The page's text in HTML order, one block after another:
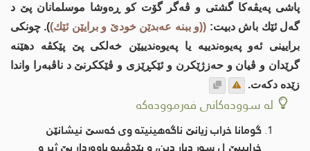
پاشی په‌یڤه‌كا گشتی و ڤه‌گر گۆت كو ڕه‌وشا موسلمانان پێ د
گه‌ل ئێك باش دبیت: ((و ببنه‌ عه‌بدێن خودێ و برایێن ئێك)). چونكی
برایینی ئه‌و په‌یوه‌ندییه‌ یا په‌یوه‌ندییێن خه‌لكی پێ پێكڤه‌ دهێنه‌
گرێدان و ڤیان و حه‌زژێكرن و ئێكڕێزی و ڤێككرنێ د ناڤبه‌را واندا
زێده‌ دكه‌ت.
لە سوودەکانی فەرموودەکە
گومانا خراب زیانێ ناگه‌هینیته‌ وی كه‌سێ نیشانێن